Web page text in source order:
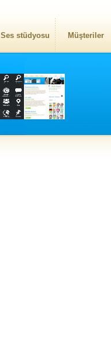
Ses stüdyosu Müşteriler